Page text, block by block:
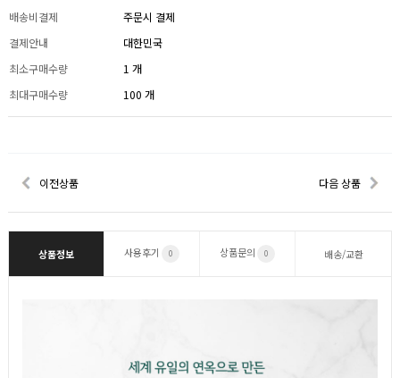
배송비결제
주문시 결제
결제안내
대한민국
최소구매수량
1 개
최대구매수량
100 개
이전상품 다음 상품
상품정보 사용후기 0 상품문의 0 배송/교환